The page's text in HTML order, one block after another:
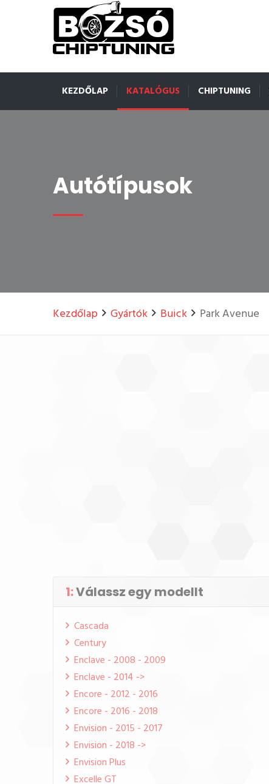
KEZDŐLAP KATALÓGUS CHIPTUNING
Autótípusok
Kezdőlap Gyártók Buick Park Avenue
1:Válassz egy modellt
Cascada
Century
Enclave - 2008 - 2009
Enclave - 2014 ->
Encore - 2012 - 2016
Encore - 2016 - 2018
Envision - 2015 - 2017
Envision - 2018 ->
Envision Plus
Excelle GT